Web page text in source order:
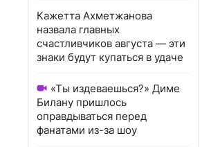
Кажетта Ахметжанова
назвала главных
счастливчиков августа — эти
знаки будут купаться в удаче
«Ты издеваешься?» Диме
Билану пришлось
оправдываться перед
фанатами из-за шоу